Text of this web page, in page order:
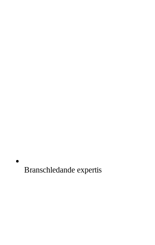
Branschledande expertis